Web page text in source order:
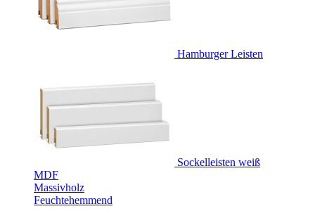
Hamburger Leisten
Sockelleisten weiß
MDF
Massivholz
Feuchtehemmend